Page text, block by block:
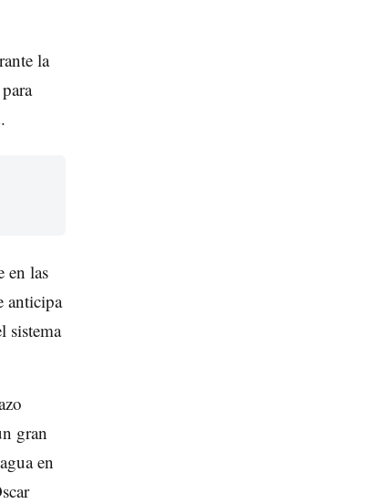
la
en las
anticipa
sistema
gran
en